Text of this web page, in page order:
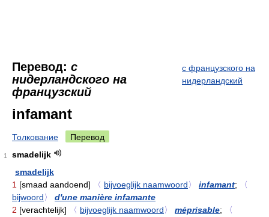
Перевод: с
нидерландского на
французский
с французского на
нидерландский
infamant
Толкование Перевод
1
smadelijk
smadelijk
1 [smaad aandoend] 〈 bijvoeglijk naamwoord〉 infamant;
〈
bijwoord〉
d'une manière infamante
2 [verachtelijk] 〈 bijvoeglijk naamwoord〉 méprisable;
〈